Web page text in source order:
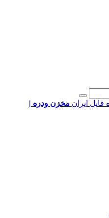
مخزن ودره |